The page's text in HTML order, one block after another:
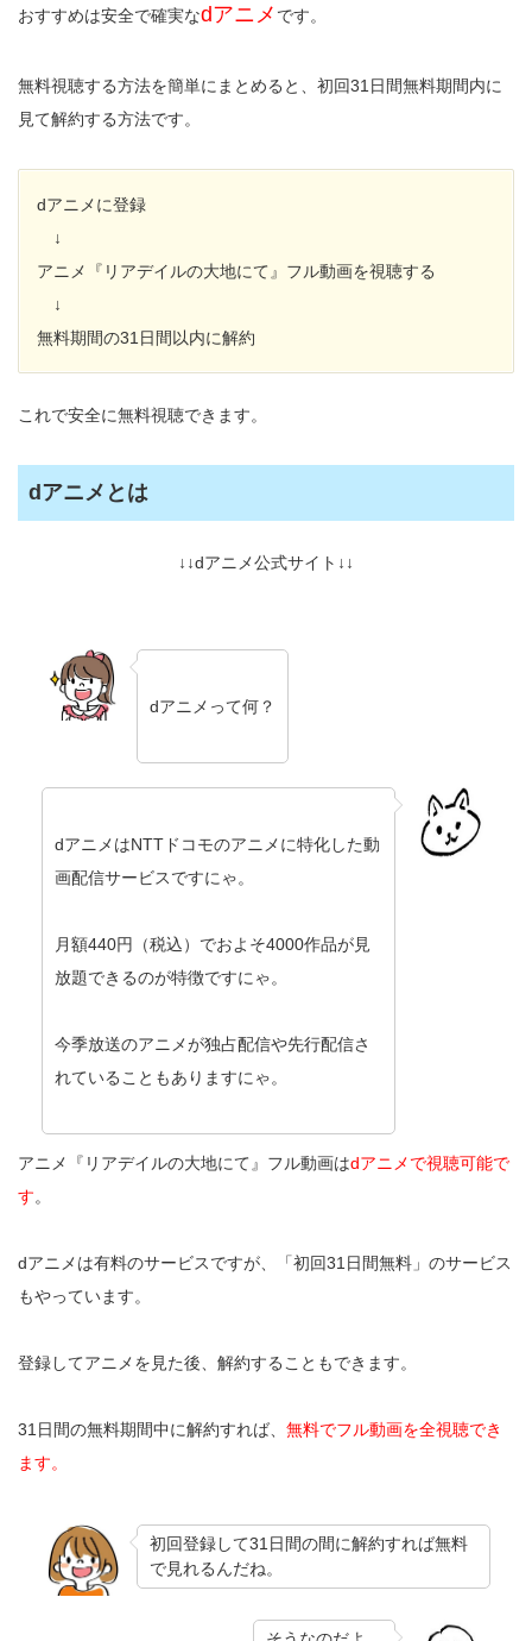
おすすめは安全で確実なdアニメ です。
無料視聴する方法を簡単にまとめると、初回31日間無料期間内に
見て解約する方法です。
dアニメに登録
↓
アニメ『リアデイルの大地にて』フル動画を視聴する
↓
無料期間の31日間以内に解約
これで安全に無料視聴できます。
dアニメとは
↓↓dアニメ公式サイト↓↓
dアニメって何？
dアニメはNTTドコモのアニメに特化した動
画配信サービスですにゃ。
月額440円（税込）でおよそ4000作品が見
放題できるのが特徴ですにゃ。
今季放送のアニメが独占配信や先行配信さ
れていることもありますにゃ。
アニメ『リアデイルの大地にて』フル動画はdアニメで視聴可能で
す。
dアニメは有料のサービスですが、「初回31日間無料」のサービス
もやっています。
登録してアニメを見た後、解約することもできます。
31日間の無料期間中に解約すれば、 無料でフル動画を全視聴でき
ます。
初回登録して31日間の間に解約すれば無料
で見れるんだね。